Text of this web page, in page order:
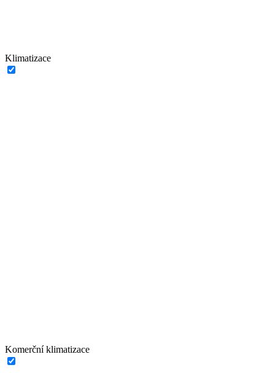
Klimatizace
Komerční klimatizace